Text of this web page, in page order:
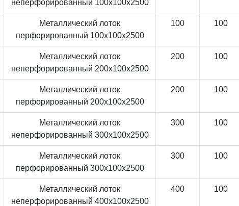
неперфорированный 100x100x2500
Металлический лоток
перфорированный 100x100x2500
100 100
Металлический лоток
неперфорированный 200x100x2500
200 100
Металлический лоток
перфорированный 200x100x2500
200 100
Металлический лоток
неперфорированный 300x100x2500
300 100
Металлический лоток
перфорированный 300x100x2500
300 100
Металлический лоток
неперфорированный 400x100x2500
400 100